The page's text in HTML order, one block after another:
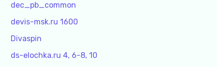
dec_pb_common
devis-msk.ru 1600
Divaspin
ds-elochka.ru 4, 6-8, 10